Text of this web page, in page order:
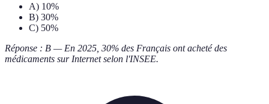
A) 10%
B) 30%
C) 50%
Réponse : B — En 2025, 30% des Français ont acheté des
médicaments sur Internet selon l'INSEE.